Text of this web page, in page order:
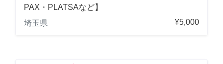
PAX・PLATSAなど】
埼玉県
¥5,000